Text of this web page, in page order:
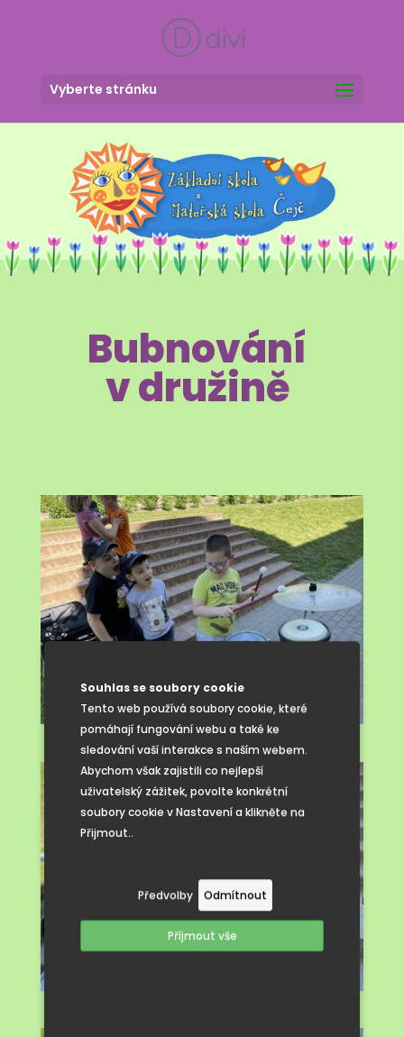
Souhlas se soubory cookie
Tento web používá soubory cookie, které
pomáhají fungování webu a také ke
sledování vaší interakce s naším webem.
Abychom však zajistili co nejlepší
uživatelský zážitek, povolte konkrétní
soubory cookie v Nastavení a klikněte na
Přijmout..
Předvolby Odmítnout
Příjmout vše
Vyberte stránku
Bubnování
v družině